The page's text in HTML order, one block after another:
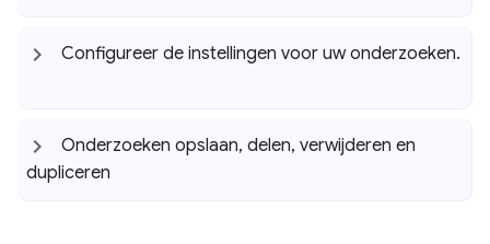
Configureer de instellingen voor uw onderzoeken.
Onderzoeken opslaan, delen, verwijderen en
dupliceren